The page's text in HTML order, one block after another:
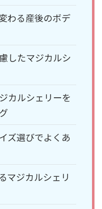
わる産後のボデ
したマジカルシ
カルシェリーを
ズ選びでよくあ
マジカルシェリ